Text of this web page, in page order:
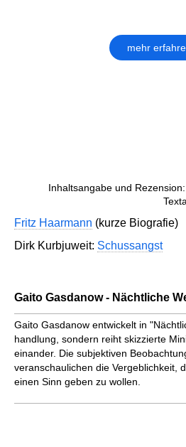
mehr
Inhaltsangabe und
Fritz Haarmann (kurze Biografie)
Dirk Kurbjuweit: Schussangst
Gaito Gasdanow - Nächtliche
Gaito Gasdanow entwickelt in
handlung, sondern reiht skizzierte
einan­der. Die subjektiven
veranschaulichen die Vergeblichkeit,
einen Sinn geben zu wollen.